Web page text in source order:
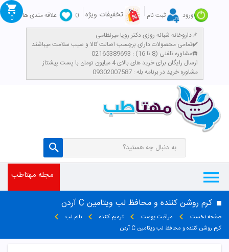
ورود ثبت نام تخفیفات ویژه 0
علاقه مندی ها
داروخانه شبانه روزی دکتر رویا میرنظامی📌
تمامی محصولات دارای برچسب اصالت کالا و سیب سلامت میباشند✔️
مشاوره تلفنی (8 تا 16) : 02165389693☎️
​ارسال رایگان برای خرید های بالای 4 میلیون تومان با پست پیشتاز
مشاوره خرید در برنامه بله : 09302007587
0
مجله مهتاطب
کرم روشن کننده و محافظ لب ویتامین C آردن
صفحه نخست مراقبت پوست ترمیم کننده
بالم لب
کرم روشن کننده و محافظ لب ویتامین C آردن